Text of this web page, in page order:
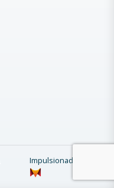
Impulsionado por